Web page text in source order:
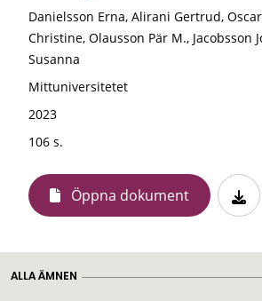
Danielsson Erna, Alirani Gertrud,
Christine, Olausson Pär M., Jacobsson
Susanna
Mittuniversitetet
2023
106 s.
Öppna dokument
ALLA ÄMNEN